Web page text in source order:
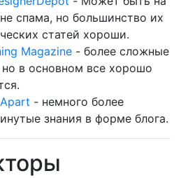
спама, но большинство их
статей хороши.
Magazine - более сложные
в основном все хорошо
- немного более
знания в форме блога.